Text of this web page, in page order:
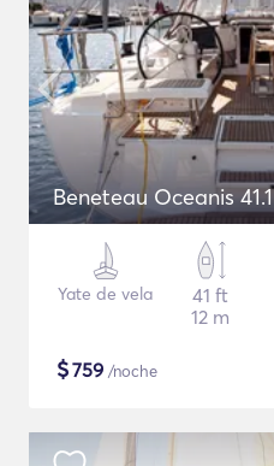
Beneteau Oceanis 41.1
Yate de vela
41 ft
12 m
$759 /noche